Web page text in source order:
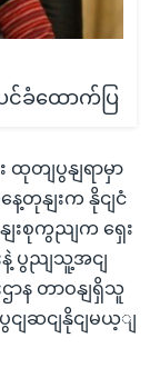
င်ခံထောက်ပြ
ထုတျပွနျရာမှာ
တုနျးက နိုငျငံ
ျးစုကွညျက ရှေး
နဲ့ ပွညျသူ့အငျ
ဌာန တာဝနျရှိသူ
ငျဆငျနိုငျမယ့ျ